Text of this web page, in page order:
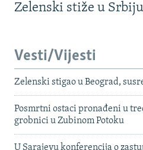
Zelenski stiže u
Vesti/Vijesti
Zelenski stigao u Beograd,
Posmrtni ostaci pronađeni u
grobnici u Zubinom Potoku
U Sarajevu konferencija o